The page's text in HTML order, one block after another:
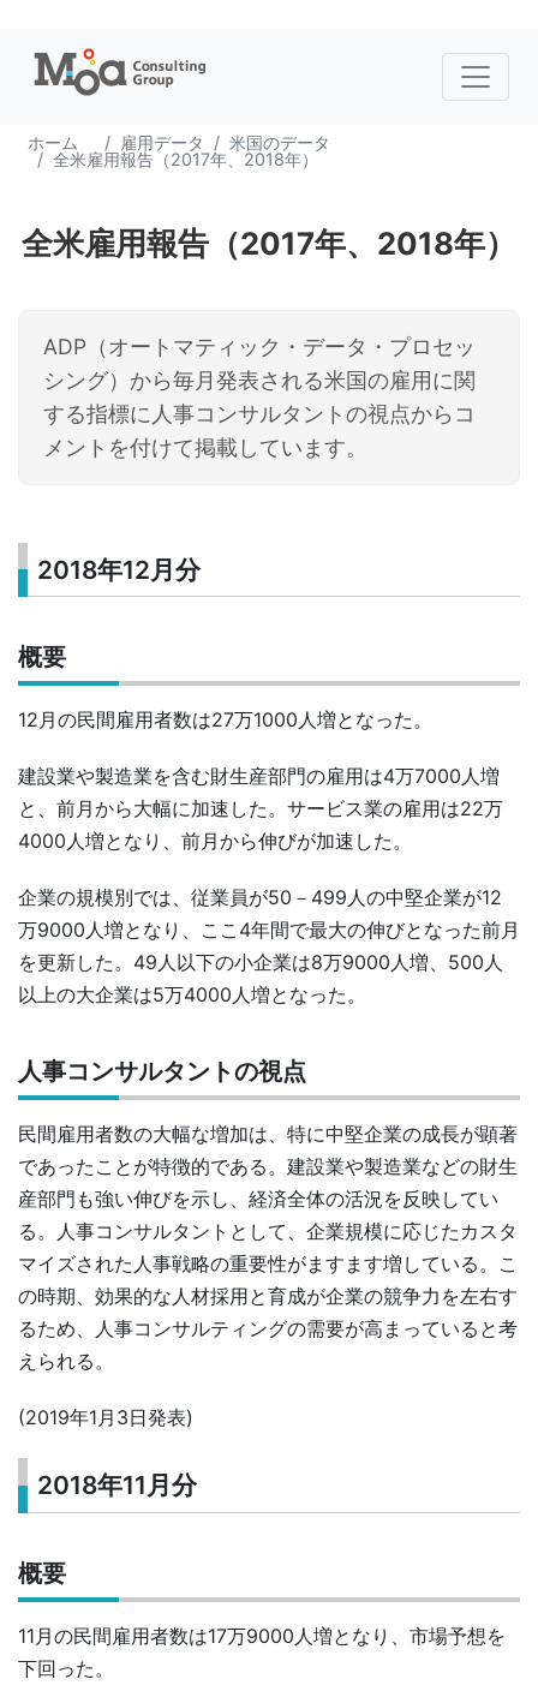
ホーム 雇用データ
米国のデータ
全米雇用報告（2017年、2018年）
全米雇用報告（2017年、2018年）
ADP（オートマティック・データ・プロセッ
シング）から毎月発表される米国の雇用に関
する指標に人事コンサルタントの視点からコ
メントを付けて掲載しています。
2018年12月分
概要
12月の民間雇用者数は27万1000人増となった。
建設業や製造業を含む財生産部門の雇用は4万7000人増
と、前月から大幅に加速した。サービス業の雇用は22万
4000人増となり、前月から伸びが加速した。
企業の規模別では、従業員が50－499人の中堅企業が12
万9000人増となり、ここ4年間で最大の伸びとなった前月
を更新した。49人以下の小企業は8万9000人増、500人
以上の大企業は5万4000人増となった。
人事コンサルタントの視点
民間雇用者数の大幅な増加は、特に中堅企業の成長が顕著
であったことが特徴的である。建設業や製造業などの財生
産部門も強い伸びを示し、経済全体の活況を反映してい
る。人事コンサルタントとして、企業規模に応じたカスタ
マイズされた人事戦略の重要性がますます増している。こ
の時期、効果的な人材採用と育成が企業の競争力を左右す
るため、人事コンサルティングの需要が高まっていると考
えられる。
(2019年1月3日発表)
2018年11月分
概要
11月の民間雇用者数は17万9000人増となり、市場予想を
下回った。